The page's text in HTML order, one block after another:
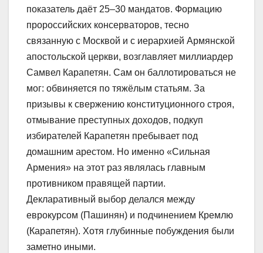
показатель даёт 25–30 мандатов. Формацию
пророссийских консерваторов, тесно
связанную с Москвой и с иерархией Армянской
апостольской церкви, возглавляет миллиардер
Самвел Карапетян. Сам он баллотироваться не
мог: обвиняется по тяжёлым статьям. За
призывы к свержению конституционного строя,
отмывание преступных доходов, подкуп
избирателей Карапетян пребывает под
домашним арестом. Но именно «Сильная
Армения» на этот раз являлась главным
противником правящей партии.
Декларативный выбор делался между
еврокурсом (Пашинян) и подчинением Кремлю
(Карапетян). Хотя глубинные побуждения были
заметно иными.